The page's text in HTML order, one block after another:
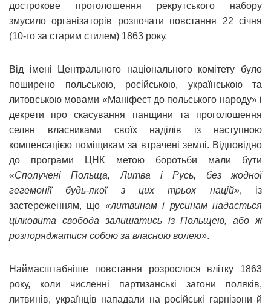
дострокове проголошення рекрутського набору
змусило організаторів розпочати повстання 22 січня
(10-го за старим стилем) 1863 року.
Від імені Центрального національного комітету було
поширено польською, російською, українською та
литовською мовами «Маніфест до польського народу» і
декрети про скасування панщини та проголошення
селян власниками своїх наділів із наступною
компенсацією поміщикам за втрачені землі. Відповідно
до програми ЦНК метою боротьби мали бути
«Сполучені Польща, Литва і Русь, без жодної
гегемонії будь-якої з цих трьох націй», із
застереженням, що «литвинам і русинам надається
цілковита свобода залишатись із Польщею, або ж
розпоряджатися собою за власною волею».
Наймасштабніше повстання розрослося влітку 1863
року, коли численні партизанські загони поляків,
литвинів, українців нападали на російські гарнізони й